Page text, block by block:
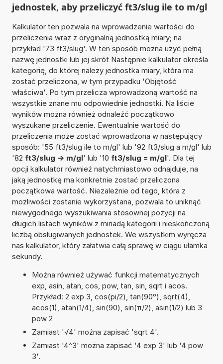
jednostek, aby przeliczyć ft3/slug ile to m/gl
Kalkulator ten pozwala na wprowadzenie wartości do
przeliczenia wraz z oryginalną jednostką miary; na
przykład '73 ft3/slug'. W ten sposób można użyć pełną
nazwę jednostki lub jej skrót Następnie kalkulator określa
kategorię, do której należy jednostka miary, która ma
zostać przeliczona, w tym przypadku 'Objętość
właściwa'. Po tym przelicza wprowadzoną wartość na
wszystkie znane mu odpowiednie jednostki. Na liście
wyników można również odnaleźć początkowo
wyszukane przeliczenie. Ewentualnie wartość do
przeliczenia może zostać wprowadzona w następujący
sposób: '55 ft3/slug ile to m/gl' lub '92 ft3/slug a m/gl' lub
'82 ft3/slug -> m/gl' lub '10 ft3/slug = m/gl'. Dla tej
opcji kalkulator również natychmiastowo odnajduje, na
jaką jednostkę ma konkretnie zostać przeliczona
początkowa wartość. Niezależnie od tego, która z
możliwości zostanie wykorzystana, pozwala to uniknąć
niewygodnego wyszukiwania stosownej pozycji na
długich listach wyników z miriadą kategorii i nieskończoną
liczbą obsługiwanych jednostek. We wszystkim wyręcza
nas kalkulator, który załatwia całą sprawę w ciągu ułamka
sekundy.
Można również używać funkcji matematycznych
exp, asin, atan, cos, pow, tan, sin, sqrt i acos.
Przykład: 2 exp 3, cos(pi/2), tan(90°), sqrt(4),
acos(1), atan(1/4), sin(90), sin(π/2), asin(1/2) lub 3
pow 2
Zamiast '√4' można zapisać 'sqrt 4'.
Zamiast '4^3' można zapisać '4 exp 3' lub '4 pow
3'.